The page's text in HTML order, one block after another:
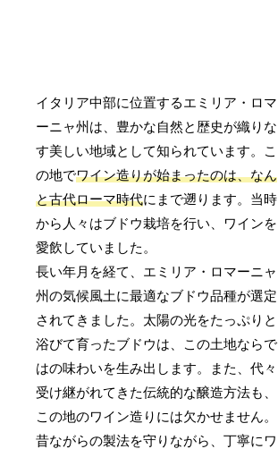
イタリア中部に位置するエミリア・ロマ
ーニャ州は、豊かな自然と歴史が織りな
す美しい地域として知られています。こ
の地でワイン造りが始まったのは、なん
と古代ローマ時代にまで遡ります。当時
から人々はブドウ栽培を行い、ワインを
愛飲していました。
長い年月を経て、エミリア・ロマーニャ
州の気候風土に最適なブドウ品種が選定
されてきました。太陽の光をたっぷりと
浴びて育ったブドウは、この土地ならで
はの味わいを生み出します。また、代々
受け継がれてきた伝統的な醸造方法も、
この地のワイン造りには欠かせません。
昔ながらの製法を守りながら、丁寧にワ